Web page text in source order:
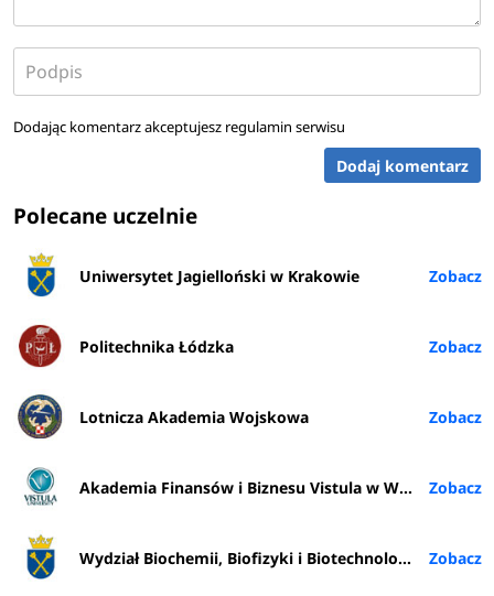
Dodając komentarz akceptujesz regulamin serwisu
Dodaj komentarz
Polecane uczelnie
Uniwersytet Jagielloński w Krakowie
Politechnika Łódzka
Lotnicza Akademia Wojskowa
Akademia Finansów i Biznesu Vistula w Warszawie
Wydział Biochemii, Biofizyki i Biotechnologii UJ